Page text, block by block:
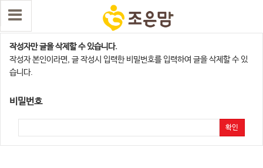
댓글 삭제
작성자만 글을 삭제할 수 있습니다.
작성자 본인이라면, 글 작성시 입력한 비밀번호를 입력하여 글을 삭제할 수 있
습니다.
비밀번호
확인